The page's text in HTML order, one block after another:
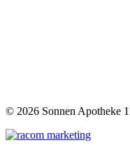
© 2026 Sonnen Apotheke